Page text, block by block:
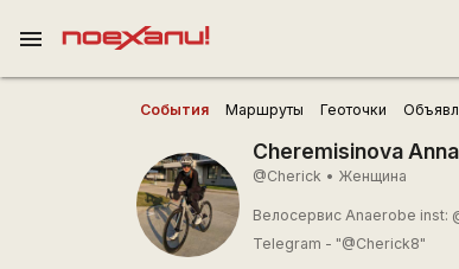
menu
События Маршруты Геоточки
Cheremisinova Anna
@Cherick • Женщина
Велосервис Anaerobe inst:
Telegram - "@Cherick8"